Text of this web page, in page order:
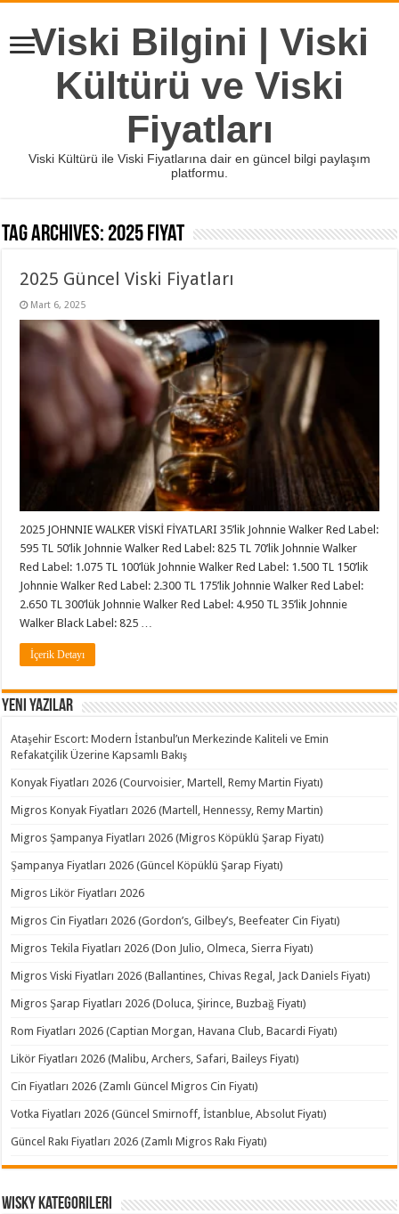
Viski Bilgini | Viski
Kültürü ve Viski
Fiyatları
Viski Kültürü ile Viski Fiyatlarına dair en güncel bilgi paylaşım
platformu.
Tag Archives: 2025 fiyat
2025 Güncel Viski Fiyatları
Mart 6, 2025
2025 JOHNNIE WALKER VİSKİ FİYATLARI 35’lik Johnnie Walker Red Label:
595 TL 50’lik Johnnie Walker Red Label: 825 TL 70’lik Johnnie Walker
Red Label: 1.075 TL 100’lük Johnnie Walker Red Label: 1.500 TL 150’lik
Johnnie Walker Red Label: 2.300 TL 175’lik Johnnie Walker Red Label:
2.650 TL 300’lük Johnnie Walker Red Label: 4.950 TL 35’lik Johnnie
Walker Black Label: 825 …
İçerik Detayı
Yeni Yazılar
Ataşehir Escort: Modern İstanbul’un Merkezinde Kaliteli ve Emin
Refakatçilik Üzerine Kapsamlı Bakış
Konyak Fiyatları 2026 (Courvoisier, Martell, Remy Martin Fiyatı)
Migros Konyak Fiyatları 2026 (Martell, Hennessy, Remy Martin)
Migros Şampanya Fiyatları 2026 (Migros Köpüklü Şarap Fiyatı)
Şampanya Fiyatları 2026 (Güncel Köpüklü Şarap Fiyatı)
Migros Likör Fiyatları 2026
Migros Cin Fiyatları 2026 (Gordon’s, Gilbey’s, Beefeater Cin Fiyatı)
Migros Tekila Fiyatları 2026 (Don Julio, Olmeca, Sierra Fiyatı)
Migros Viski Fiyatları 2026 (Ballantines, Chivas Regal, Jack Daniels Fiyatı)
Migros Şarap Fiyatları 2026 (Doluca, Şirince, Buzbağ Fiyatı)
Rom Fiyatları 2026 (Captian Morgan, Havana Club, Bacardi Fiyatı)
Likör Fiyatları 2026 (Malibu, Archers, Safari, Baileys Fiyatı)
Cin Fiyatları 2026 (Zamlı Güncel Migros Cin Fiyatı)
Votka Fiyatları 2026 (Güncel Smirnoff, İstanblue, Absolut Fiyatı)
Güncel Rakı Fiyatları 2026 (Zamlı Migros Rakı Fiyatı)
Wisky Kategorileri